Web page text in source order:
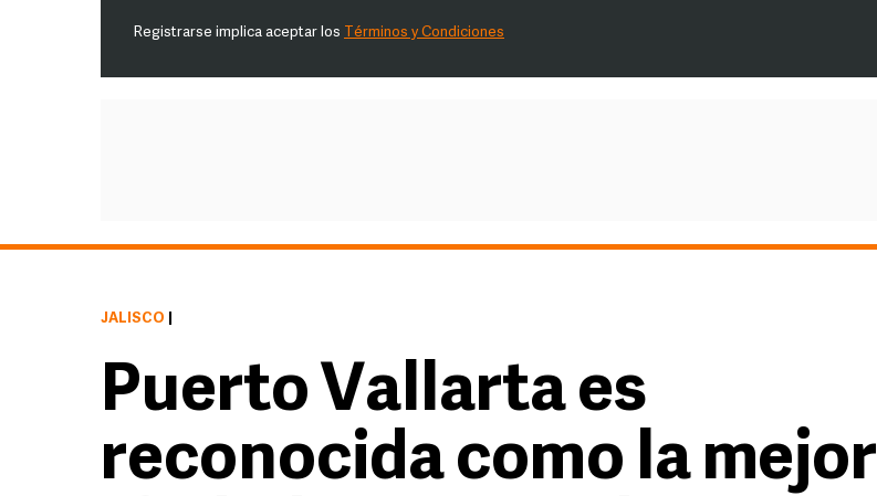
Registrarse implica aceptar los Términos y Condiciones
JALISCO
Puerto Vallarta es
reconocida como la mejor